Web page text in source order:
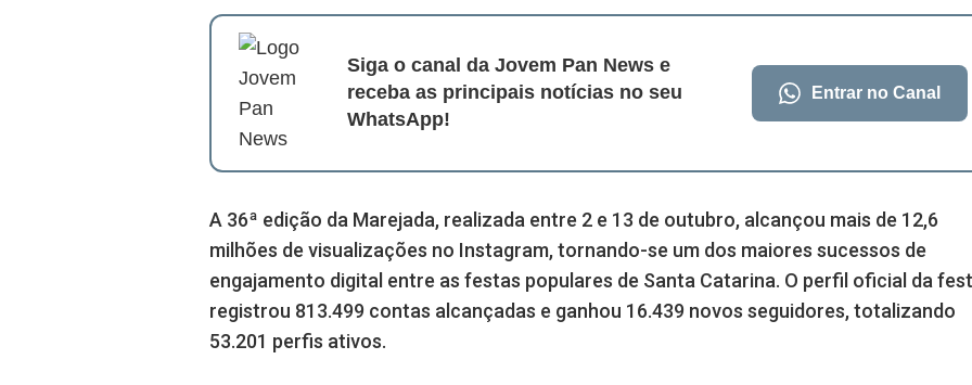
Siga o canal da Jovem Pan News e
receba as principais notícias no seu
WhatsApp!
Entrar no Canal
A 36ª edição da Marejada, realizada entre 2 e 13 de outubro, alcançou mais de 12,6
milhões de visualizações no Instagram, tornando-se um dos maiores sucessos de
engajamento digital entre as festas populares de Santa Catarina. O perfil oficial da
registrou 813.499 contas alcançadas e ganhou 16.439 novos seguidores, totalizando
53.201 perfis ativos.